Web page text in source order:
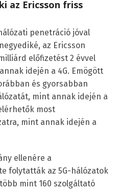
az Ericsson friss
penetráció jóval
az Ericsson
előfizetést 2 évvel
idején a 4G. Emögött
és gyorsabban
mint annak idején a
most
mint annak idején a
ellenére a
folytatták az 5G-hálózatok
mint 160 szolgáltató